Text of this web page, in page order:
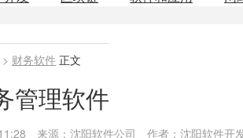
> 财务软件 正文
管理软件
来源：沈阳软件公司 作者：沈阳软件开